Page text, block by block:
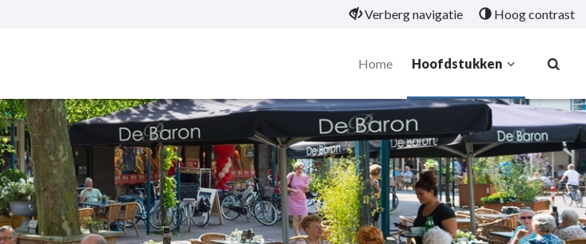
Verberg navigatie Hoog contrast
Home Hoofdstukken